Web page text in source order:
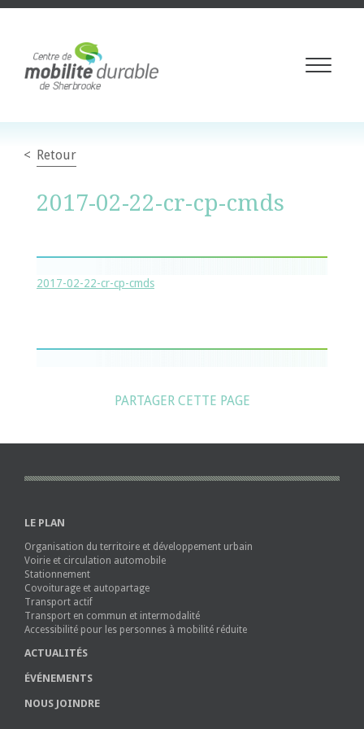
Toggle
Retour
2017-02-22-cr-cp-cmds
2017-02-22-cr-cp-cmds
PARTAGER CETTE PAGE
LE PLAN
Organisation du territoire et développement urbain
Voirie et circulation automobile
Stationnement
Covoiturage et autopartage
Transport actif
Transport en commun et intermodalité
Accessibilité pour les personnes à mobilité réduite
ACTUALITÉS
ÉVÉNEMENTS
NOUS JOINDRE